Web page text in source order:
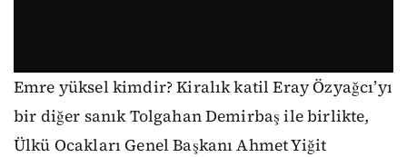
Emre yüksel kimdir? Kiralık katil Eray Özyağcı’yı
bir diğer sanık Tolgahan Demirbaş ile birlikte,
Ülkü Ocakları Genel Başkanı Ahmet Yiğit